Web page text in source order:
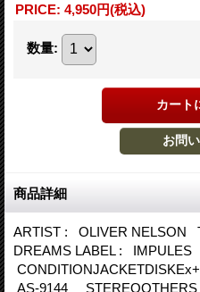
PRICE: 4,950円(税込)
数量:
商品詳細
ARTIST : OLIVER NELSON
DREAMS LABEL : IMPULES
AS-9144 STEREOOTHERS